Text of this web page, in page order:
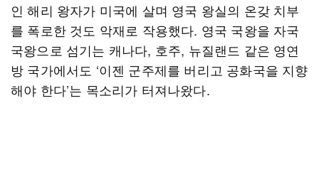
인 해리 왕자가 미국에 살며 영국 왕실의 온갖 치부
를 폭로한 것도 악재로 작용했다. 영국 국왕을 자국
국왕으로 섬기는 캐나다, 호주, 뉴질랜드 같은 영연
방 국가에서도 ‘이젠 군주제를 버리고 공화국을 지향
해야 한다’는 목소리가 터져나왔다.